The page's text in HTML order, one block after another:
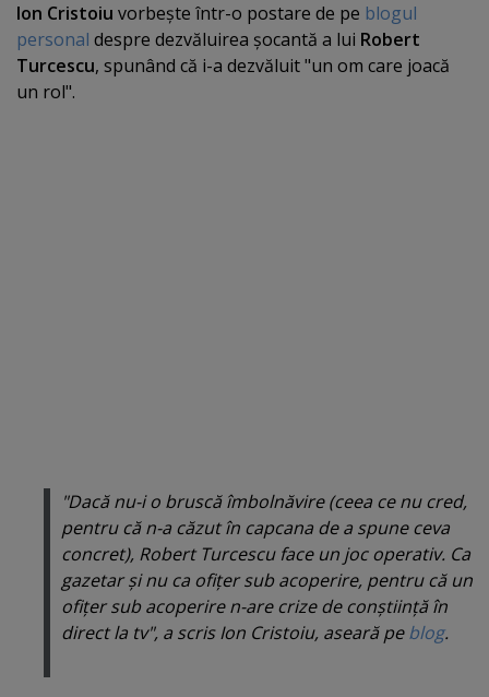
Ion Cristoiu vorbeşte într-o postare de pe blogul
personal despre dezvăluirea şocantă a lui Robert
Turcescu, spunând că i-a dezvăluit "un om care joacă
un rol".
"Dacă nu-i o bruscă îmbolnăvire (ceea ce nu cred,
pentru că n-a căzut în capcana de a spune ceva
concret), Robert Turcescu face un joc operativ. Ca
gazetar şi nu ca ofiţer sub acoperire, pentru că un
ofiţer sub acoperire n-are crize de conştiinţă în
direct la tv", a scris Ion Cristoiu, aseară peblog.